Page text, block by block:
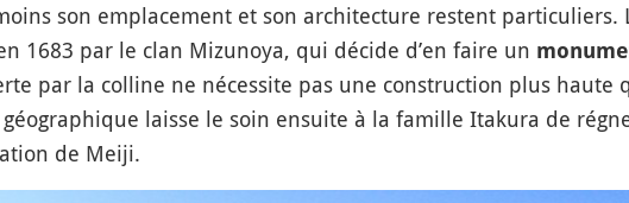
son emplacement et son architecture restent particuliers.
1683 par le clan Mizunoya, qui décide d’en faire un
par la colline ne nécessite pas une construction plus haute
laisse le soin ensuite à la famille Itakura de
de Meiji.